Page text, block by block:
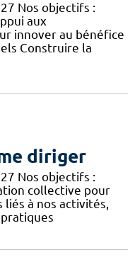
Nos objectifs :
aux
innover au bénéfice
Construire la
diriger
Nos objectifs :
collective pour
à nos activités,